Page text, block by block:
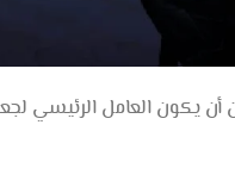
يكون العامل الرئيسي